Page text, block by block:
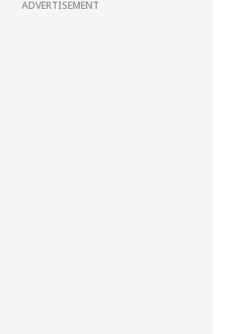
ADVERTISEMENT